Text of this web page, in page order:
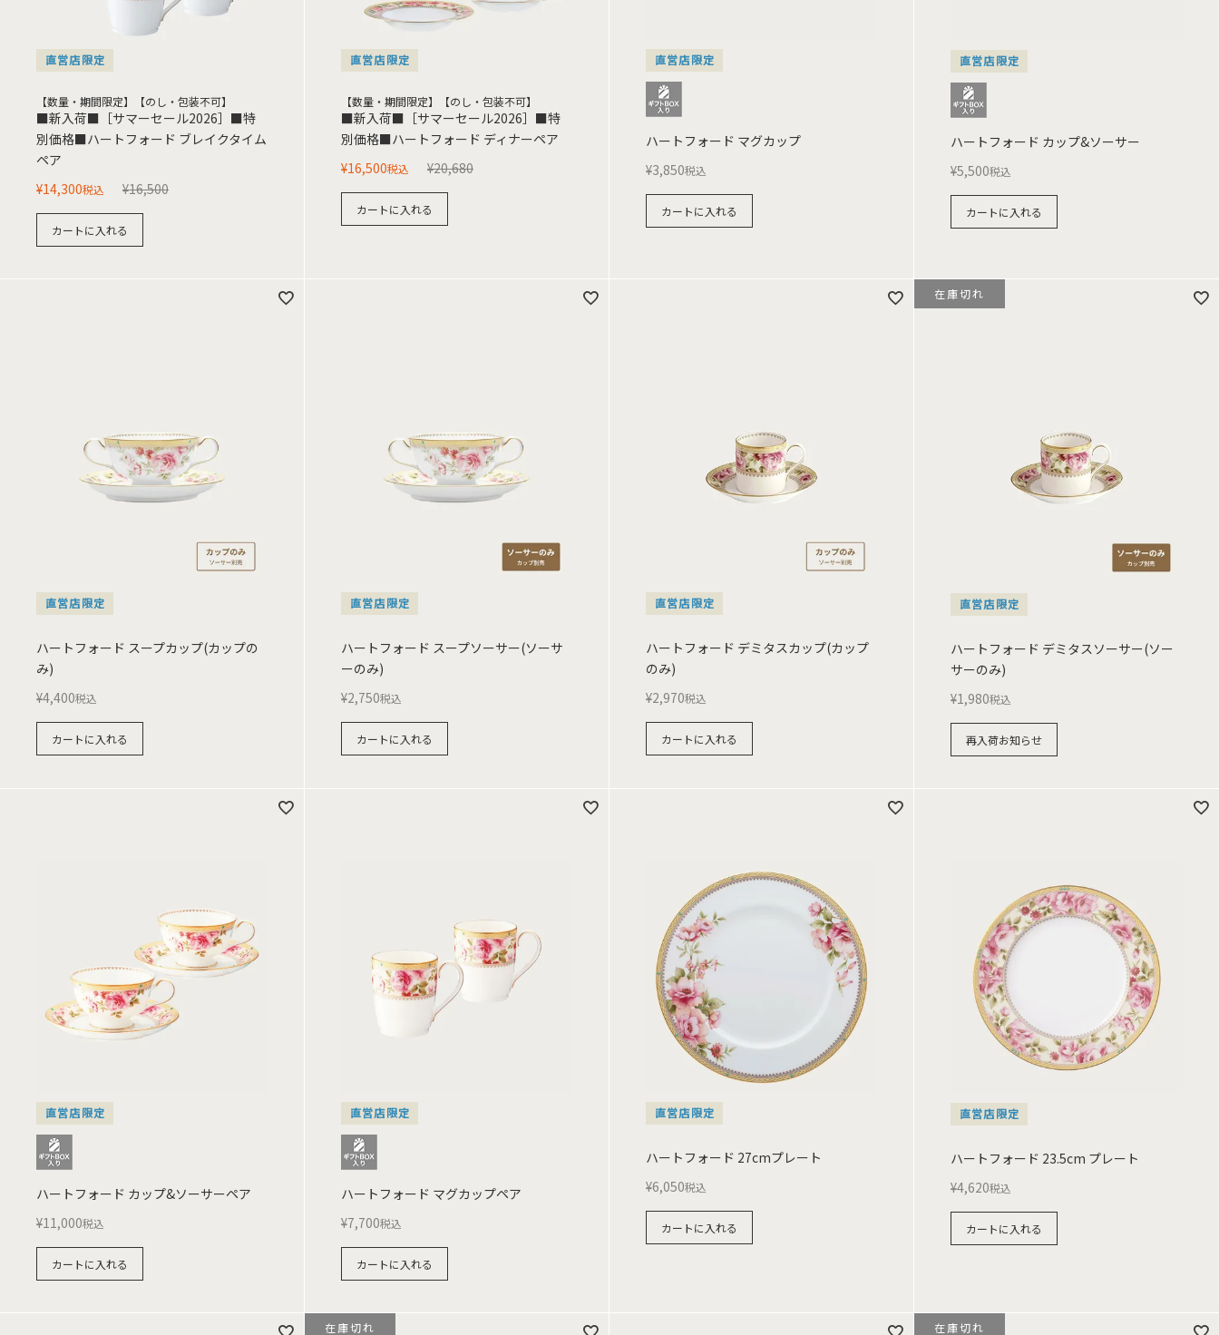
直営店限定
【数量・期間限定】【のし・包装不可】
■新入荷■［サマーセール2026］■特
別価格■ハートフォード ブレイクタイム
ペア
¥16,500
¥14,300税込
カートに入れる
直営店限定
【数量・期間限定】【のし・包装不可】
■新入荷■［サマーセール2026］■特
別価格■ハートフォード ディナーペア
¥20,680
¥16,500税込
カートに入れる
直営店限定
ハートフォード マグカップ
¥3,850税込
カートに入れる
直営店限定
ハートフォード カップ&ソーサー
¥5,500税込
カートに入れる
直営店限定
ハートフォード スープカップ(カップの
み)
¥4,400税込
カートに入れる
直営店限定
ハートフォード スープソーサー(ソーサ
ーのみ)
¥2,750税込
カートに入れる
直営店限定
ハートフォード デミタスカップ(カップ
のみ)
¥2,970税込
カートに入れる
直営店限定
ハートフォード デミタスソーサー(ソー
サーのみ)
¥1,980税込
再入荷お知らせ
在庫切れ
直営店限定
ハートフォード カップ&ソーサーペア
¥11,000税込
カートに入れる
直営店限定
ハートフォード マグカップペア
¥7,700税込
カートに入れる
直営店限定
ハートフォード 27cmプレート
¥6,050税込
カートに入れる
直営店限定
ハートフォード 23.5cm プレート
¥4,620税込
カートに入れる
在庫切れ 在庫切れ